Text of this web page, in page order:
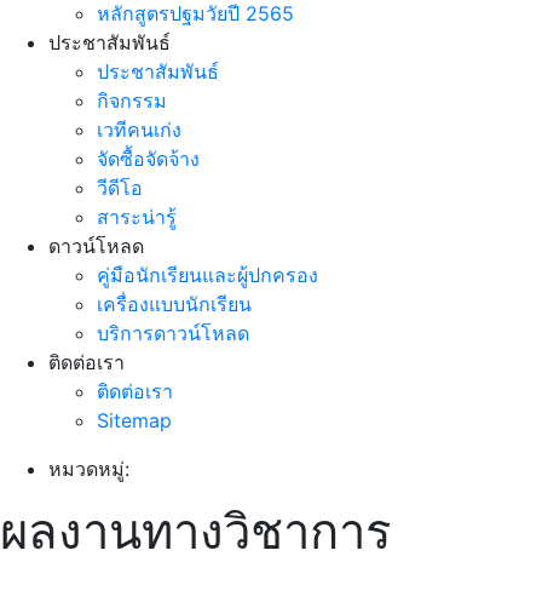
หลักสูตรปฐมวัยปี 2565
ประชาสัมพันธ์
ประชาสัมพันธ์
กิจกรรม
เวทีคนเก่ง
จัดซื้อจัดจ้าง
วีดีโอ
สาระน่ารู้
ดาวน์โหลด
คู่มือนักเรียนและผู้ปกครอง
เครื่องแบบนักเรียน
บริการดาวน์โหลด
ติดต่อเรา
ติดต่อเรา
Sitemap
หมวดหมู่:
ผลงานทางวิชาการ